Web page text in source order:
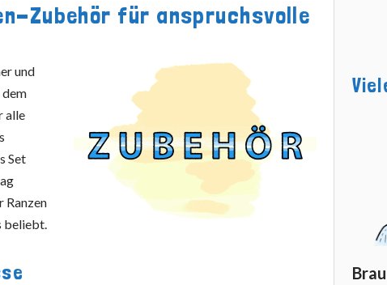
Zubehör für anspruchsvolle
und
alle
Set
Ranzen
beliebt.